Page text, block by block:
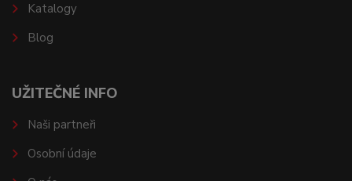
Katalogy
Blog
UŽITEČNÉ INFO
Naši partneři
Osobní údaje